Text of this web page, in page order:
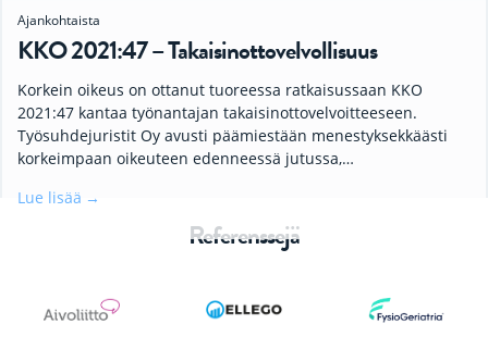
Ajankohtaista
KKO 2021:47 – Takaisinottovelvollisuus
Korkein oikeus on ottanut tuoreessa ratkaisussaan KKO
2021:47 kantaa työnantajan takaisinottovelvoitteeseen.
Työsuhdejuristit Oy avusti päämiestään menestyksekkäästi
korkeimpaan oikeuteen edenneessä jutussa,…
Lue lisää
Referenssejä